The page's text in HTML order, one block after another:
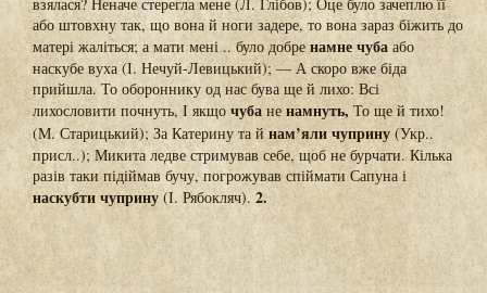
або штовхну так, що вона й ноги задере, то вона зараз біжить до
матері жаліться; а мати мені .. було добренамне чуба або
наскубе вуха (І. Нечуй-Левицький); — А скоро вже біда
прийшла. То обороннику од нас бува ще й лихо: Всі
лихословити почнуть, І якщо чуба ненамнуть, То ще й тихо!
(М. Старицький); За Катерину та й нам’яли чуприну (Укр..
присл..); Микита ледве стримував себе, щоб не бурчати. Кілька
разів таки підіймав бучу, погрожував спіймати Сапуна і
наскубти чуприну (І. Рябокляч).2.